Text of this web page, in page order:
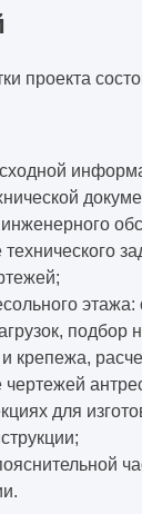
проекта
подбор
и крепежа,
чертежей
для